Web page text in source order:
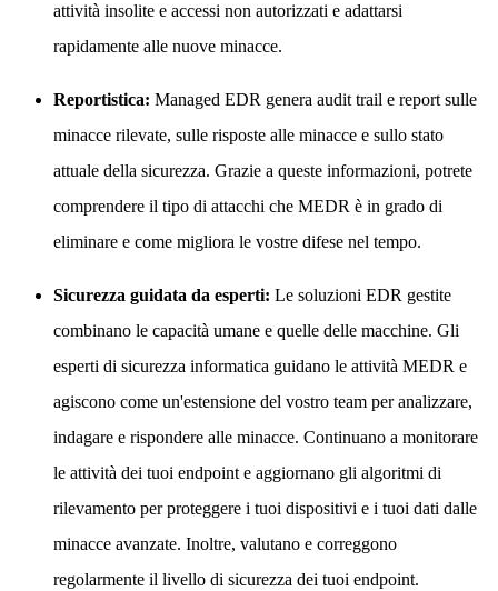
attività insolite e accessi non autorizzati e adattarsi
rapidamente alle nuove minacce.
Reportistica: Managed EDR genera audit trail e report sulle
minacce rilevate, sulle risposte alle minacce e sullo stato
attuale della sicurezza. Grazie a queste informazioni, potrete
comprendere il tipo di attacchi che MEDR è in grado di
eliminare e come migliora le vostre difese nel tempo.
Sicurezza guidata da esperti: Le soluzioni EDR gestite
combinano le capacità umane e quelle delle macchine. Gli
esperti di sicurezza informatica guidano le attività MEDR e
agiscono come un'estensione del vostro team per analizzare,
indagare e rispondere alle minacce. Continuano a monitorare
le attività dei tuoi endpoint e aggiornano gli algoritmi di
rilevamento per proteggere i tuoi dispositivi e i tuoi dati dalle
minacce avanzate. Inoltre, valutano e correggono
regolarmente il livello di sicurezza dei tuoi endpoint.